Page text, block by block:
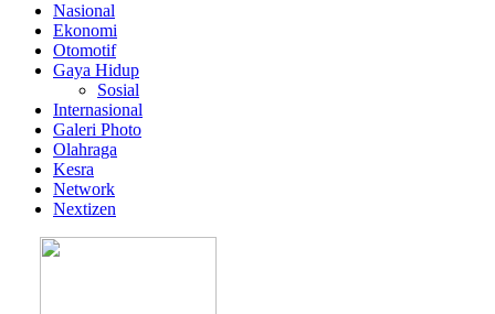
Nasional
Ekonomi
Otomotif
Gaya Hidup
Sosial
Internasional
Galeri Photo
Olahraga
Kesra
Network
Nextizen